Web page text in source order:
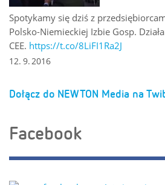
Spotykamy się dziś z
Polsko-Niemieckiej Izbie Gosp.
CEE. https://t.co/8LiFI1Ra2J
12. 9. 2016
Dołącz do NEWTON Media na
Facebook